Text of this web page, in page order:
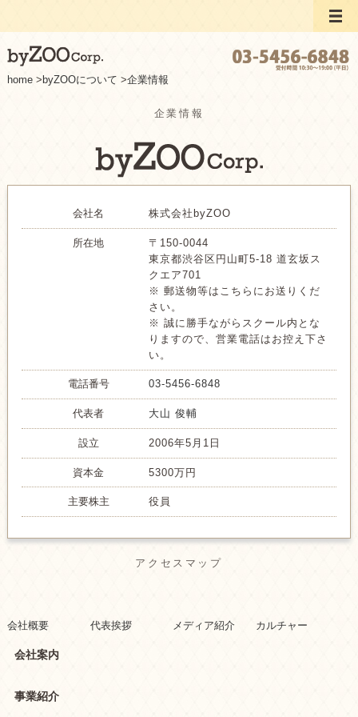
home> byZOOについて >企業情報
企業情報
会社名 株式会社byZOO
所在地
〒150-0044
東京都渋谷区円山町5-18 道玄坂ス
クエア701
※ 郵送物等はこちらにお送りくだ
さい。
※ 誠に勝手ながらスクール内とな
りますので、営業電話はお控え下さ
い。
電話番号 03-5456-6848
代表者 大山 俊輔
設立 2006年5月1日
資本金 5300万円
主要株主 役員
アクセスマップ
会社概要 代表挨拶 メディア紹介 カルチャー
会社案内
事業紹介